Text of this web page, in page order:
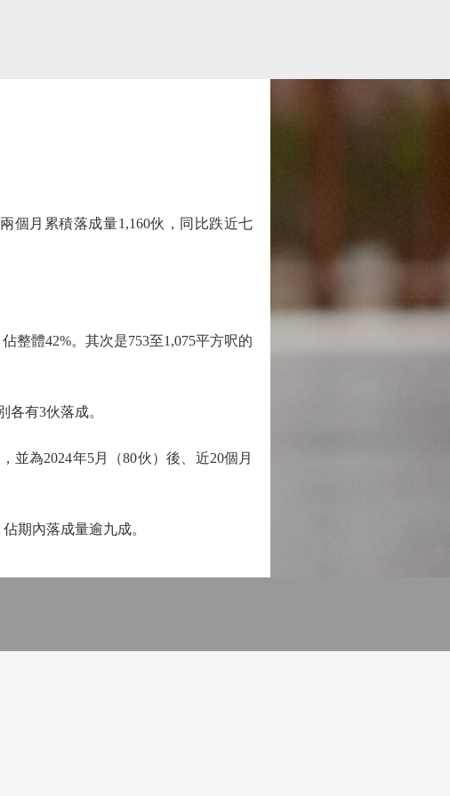
月累積落成量1,160伙，同比跌近七
體42%。其次是753至1,075平方呎的
有3伙落成。
為2024年5月（80伙）後、近20個月
期內落成量逾九成。